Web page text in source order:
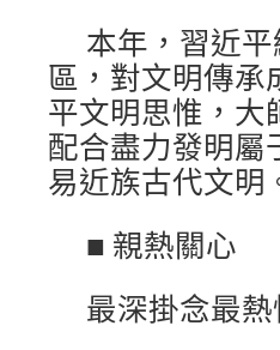
本年，習近
區，對文明傳承
平文明思惟，大
配合盡力發明屬
易近族古代文明
■ 親熱關心
最深掛念最熱